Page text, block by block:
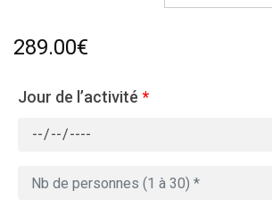
289.00€
Jour de l’activité *